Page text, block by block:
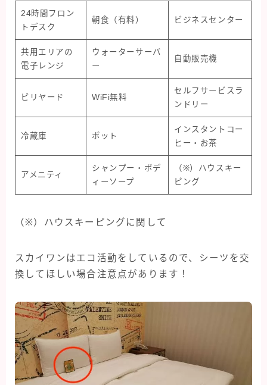
24時間フロン
トデスク
朝食（有料） ビジネスセンター
共用エリアの
電子レンジ
ウォーターサーバ
ー
自動販売機
ビリヤード WiFi無料
セルフサービスラ
ンドリー
冷蔵庫 ポット
インスタントコー
ヒー・お茶
アメニティ
シャンプー・ボデ
ィーソープ
（※）ハウスキー
ピング
（※）ハウスキーピングに関して
スカイワンはエコ活動をしているので、シーツを交
換してほしい場合注意点があります！